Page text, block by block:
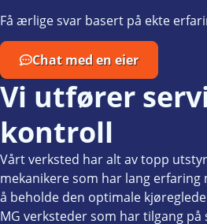
Få ærlige svar basert på ekte
Chat med en eier
Vi utfører
kontroll
Vårt verksted har alt av topp
mekanikere som har lang erfaring
å beholde den optimale
MG verksteder som har tilgang